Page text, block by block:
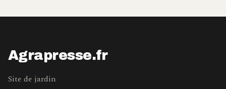
Agrapresse.fr
Site de jardin